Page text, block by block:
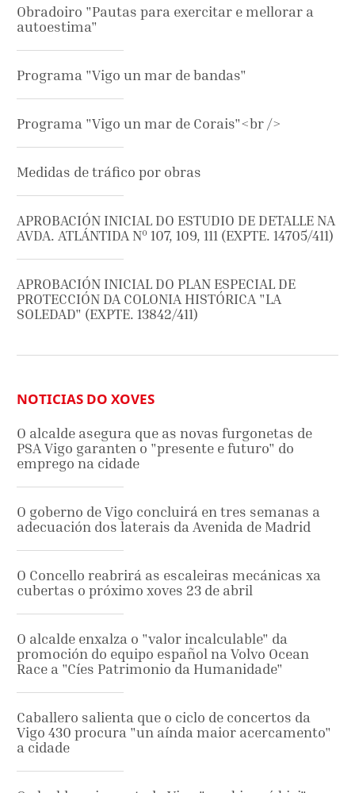
Obradoiro "Pautas para exercitar e mellorar a
autoestima"
Programa "Vigo un mar de bandas"
Programa "Vigo un mar de Corais"<br />
Medidas de tráfico por obras
APROBACIÓN INICIAL DO ESTUDIO DE DETALLE NA
AVDA. ATLÁNTIDA Nº 107, 109, 111 (EXPTE. 14705/411)
APROBACIÓN INICIAL DO PLAN ESPECIAL DE
PROTECCIÓN DA COLONIA HISTÓRICA "LA
SOLEDAD" (EXPTE. 13842/411)
NOTICIAS DO XOVES
O alcalde asegura que as novas furgonetas de
PSA Vigo garanten o "presente e futuro" do
emprego na cidade
O goberno de Vigo concluirá en tres semanas a
adecuación dos laterais da Avenida de Madrid
O Concello reabrirá as escaleiras mecánicas xa
cubertas o próximo xoves 23 de abril
O alcalde enxalza o "valor incalculable" da
promoción do equipo español na Volvo Ocean
Race a "Cíes Patrimonio da Humanidade"
Caballero salienta que o ciclo de concertos da
Vigo 430 procura "un aínda maior acercamento"
a cidade